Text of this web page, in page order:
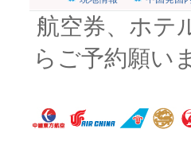
航空券、ホテ
らご予約願い